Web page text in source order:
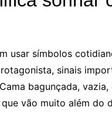
usar símbolos
sinais
bagunçada,
vão muito além do